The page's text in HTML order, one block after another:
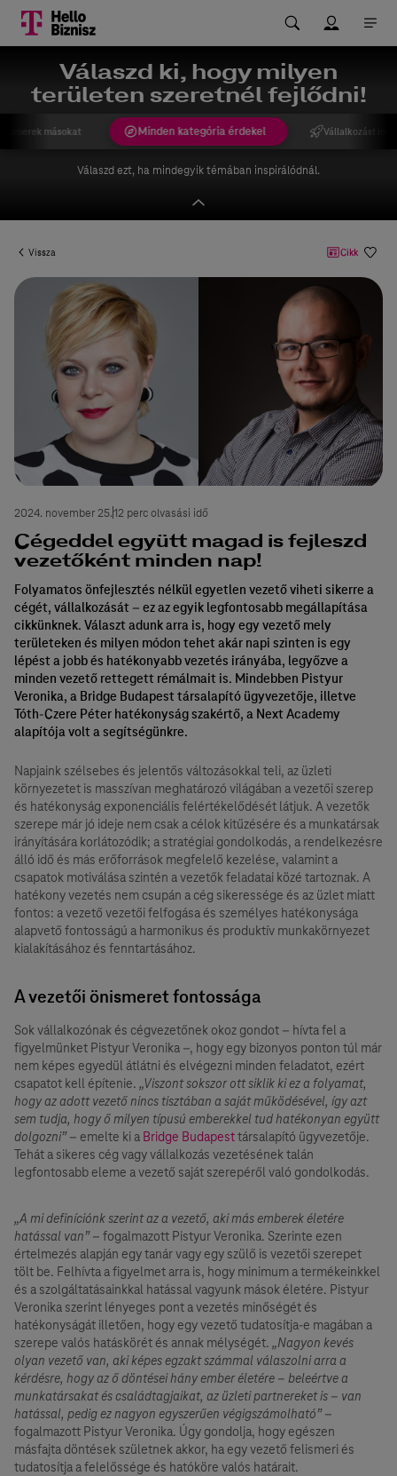
Válaszd ki, hogy milyen
területen szeretnél fejlődni!
Minden kategória érdekel Vállalkozást
másokat
Válaszd ezt, ha mindegyik témában inspirálódnál.
Vissza Cikk
Cégeddel együtt magad is fejleszd
vezetőként minden nap!
Folyamatos önfejlesztés nélkül egyetlen vezető viheti sikerre a
cégét, vállalkozását – ez az egyik legfontosabb megállapítása
cikkünknek. Választ adunk arra is, hogy egy vezető mely
területeken és milyen módon tehet akár napi szinten is egy
lépést a jobb és hatékonyabb vezetés irányába, legyőzve a
minden vezető rettegett rémálmait is. Mindebben Pistyur
Veronika, a Bridge Budapest társalapító ügyvezetője, illetve
Tóth-Czere Péter hatékonyság szakértő, a Next Academy
alapítója volt a segítségünkre.
2024. november 25.12 perc olvasási idő
Napjaink szélsebes és jelentős változásokkal teli, az üzleti
környezetet is masszívan meghatározó világában a vezetői szerep
és hatékonyság exponenciális felértékelődését látjuk. A vezetők
szerepe már jó ideje nem csak a célok kitűzésére és a munkatársak
irányítására korlátozódik; a stratégiai gondolkodás, a rendelkezésre
álló idő és más erőforrások megfelelő kezelése, valamint a
csapatok motiválása szintén a vezetők feladatai közé tartoznak. A
hatékony vezetés nem csupán a cég sikeressége és az üzlet miatt
fontos: a vezető vezetői felfogása és személyes hatékonysága
alapvető fontosságú a harmonikus és produktív munkakörnyezet
kialakításához és fenntartásához.
A vezetői önismeret fontossága
Sok vállalkozónak és cégvezetőnek okoz gondot – hívta fel a
figyelmünket Pistyur Veronika –, hogy egy bizonyos ponton túl már
nem képes egyedül átlátni és elvégezni minden feladatot, ezért
csapatot kell építenie. „Viszont sokszor ott siklik ki ez a folyamat,
hogy az adott vezető nincs tisztában a saját működésével, így azt
sem tudja, hogy ő milyen típusú emberekkel tud hatékonyan együtt
dolgozni”– emelte ki a Bridge Budapesttársalapító ügyvezetője.
Tehát a sikeres cég vagy vállalkozás vezetésének talán
legfontosabb eleme a vezető saját szerepéről való gondolkodás.
„A mi definíciónk szerint az a vezető, aki más emberek életére
hatással van”– fogalmazott Pistyur Veronika. Szerinte ezen
értelmezés alapján egy tanár vagy egy szülő is vezetői szerepet
tölt be. Felhívta a figyelmet arra is, hogy minimum a termékeinkkel
és a szolgáltatásainkkal hatással vagyunk mások életére. Pistyur
Veronika szerint lényeges pont a vezetés minőségét és
hatékonyságát illetően, hogy egy vezető tudatosítja-e magában a
szerepe valós hatáskörét és annak mélységét. „Nagyon kevés
olyan vezető van, aki képes egzakt számmal válaszolni arra a
kérdésre, hogy az ő döntései hány ember életére – beleértve a
munkatársakat és családtagjaikat, az üzleti partnereket is – van
hatással, pedig ez nagyon egyszerűen végigszámolható”–
fogalmazott Pistyur Veronika. Úgy gondolja, hogy egészen
másfajta döntések születnek akkor, ha egy vezető felismeri és
tudatosítja a felelőssége és hatóköre valós határait.